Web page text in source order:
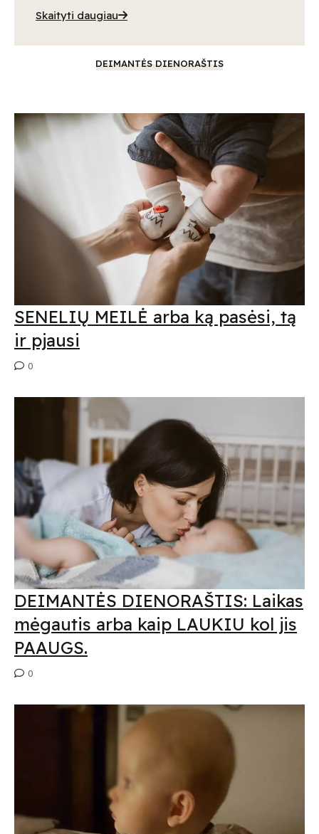
Skaityti daugiau
DEIMANTĖS DIENORAŠTIS
SENELIŲ MEILĖ arba ką pasėsi, tą
ir pjausi
0
DEIMANTĖS DIENORAŠTIS: Laikas
mėgautis arba kaip LAUKIU kol jis
PAAUGS.
0